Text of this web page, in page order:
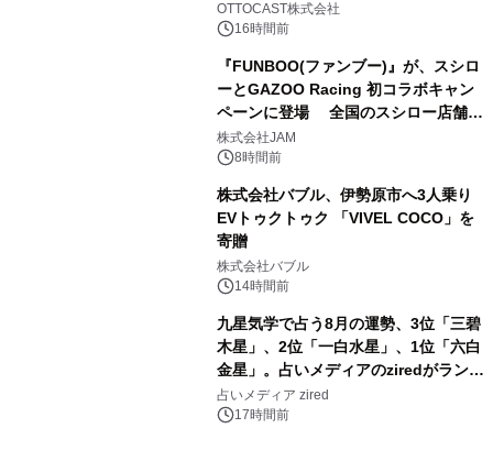
OTTOCAST株式会社
16時間前
『FUNBOO(ファンブー)』が、スシロ
ーとGAZOO Racing 初コラボキャン
ペーンに登場 全国のスシロー店舗で
GR 4車種の FUNBOO(ミニカー)付き
メニューが展開されます
株式会社JAM
8時間前
株式会社バブル、伊勢原市へ3人乗り
EVトゥクトゥク 「VIVEL COCO」を
寄贈
株式会社バブル
14時間前
九星気学で占う8月の運勢、3位「三碧
木星」、2位「一白水星」、1位「六白
金星」。占いメディアのziredがランキ
ングを発表
占いメディア zired
17時間前